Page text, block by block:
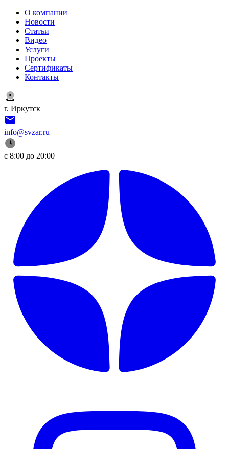
О компании
Новости
Статьи
Видео
Услуги
Проекты
Сертификаты
Контакты
г. Иркутск
info@svzar.ru
с 8:00 до 20:00